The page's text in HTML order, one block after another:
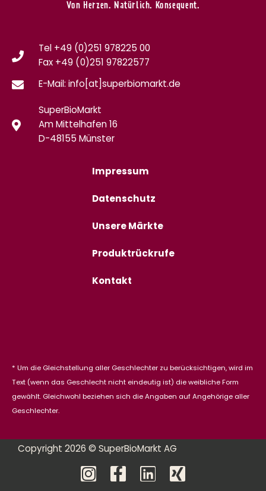
Von Herzen. Natürlich. Konsequent.
Tel +49 (0)251 978225 00
Fax +49 (0)251 97822577
E-Mail: info[at]superbiomarkt.de
SuperBioMarkt
Am Mittelhafen 16
D-48155 Münster
Impressum
Datenschutz
Unsere Märkte
Produktrückrufe
Kontakt
* Um die Gleichstellung aller Geschlechter zu berücksichtigen, wird im
Text (wenn das Geschlecht nicht eindeutig ist) die weibliche Form
gewählt. Gleichwohl beziehen sich die Angaben auf Angehörige aller
Geschlechter.
Copyright 2026 © SuperBioMarkt AG